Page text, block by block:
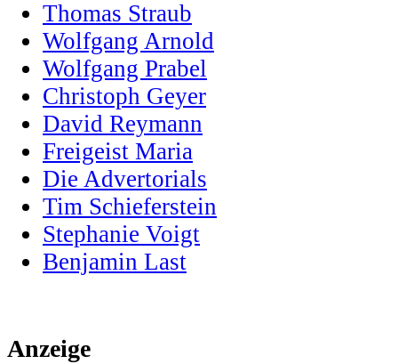
Thomas Straub
Wolfgang Arnold
Wolfgang Prabel
Christoph Geyer
David Reymann
Freigeist Maria
Die Advertorials
Tim Schieferstein
Stephanie Voigt
Benjamin Last
Anzeige